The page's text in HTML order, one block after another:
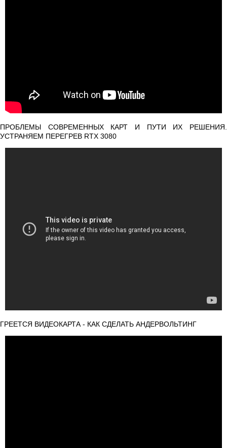
ПРОБЛЕМЫ СОВРЕМЕННЫХ КАРТ И ПУТИ ИХ РЕШЕНИЯ.
УСТРАНЯЕМ ПЕРЕГРЕВ RTX 3080
ГРЕЕТСЯ ВИДЕОКАРТА - КАК СДЕЛАТЬ АНДЕРВОЛЬТИНГ